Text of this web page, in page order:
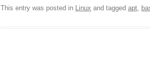
This entry was posted in Linux and tagged apt,